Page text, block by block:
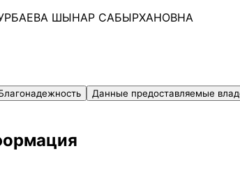
ШЫНАР САБЫРХАНОВНА
Данные предоставляемые